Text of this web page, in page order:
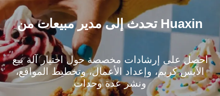
تحدث إلى مدير مبيعات من Huaxin
احصل على إرشادات مخصصة حول اختيار آلة بيع
الآيس كريم، وإعداد الأعمال، وتخطيط المواقع،
ونشر عدة وحدات